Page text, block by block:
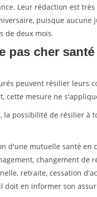
Leur rédaction est
puisque aucune
de deux mois.
pas cher
peuvent résilier leurs
cette mesure ne
la possibilité de résilier à
d'une mutuelle santé en
changement de
retraite, cessation
doit en informer son